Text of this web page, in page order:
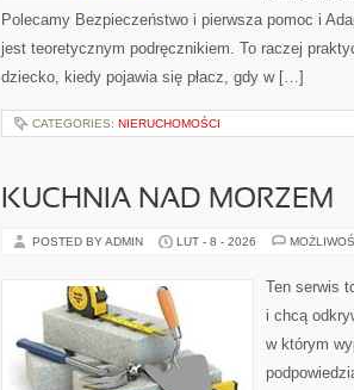
Polecamy Bezpieczeństwo i pierwsza pomoc i
jest teoretycznym podręcznikiem. To raczej
dziecko, kiedy pojawia się płacz, gdy w […]
CATEGORIES: NIERUCHOMOŚCI
KUCHNIA NAD MORZEM
POSTED BY ADMIN LUT - 8 - 2026
Ten serwis
i chcą
w którym